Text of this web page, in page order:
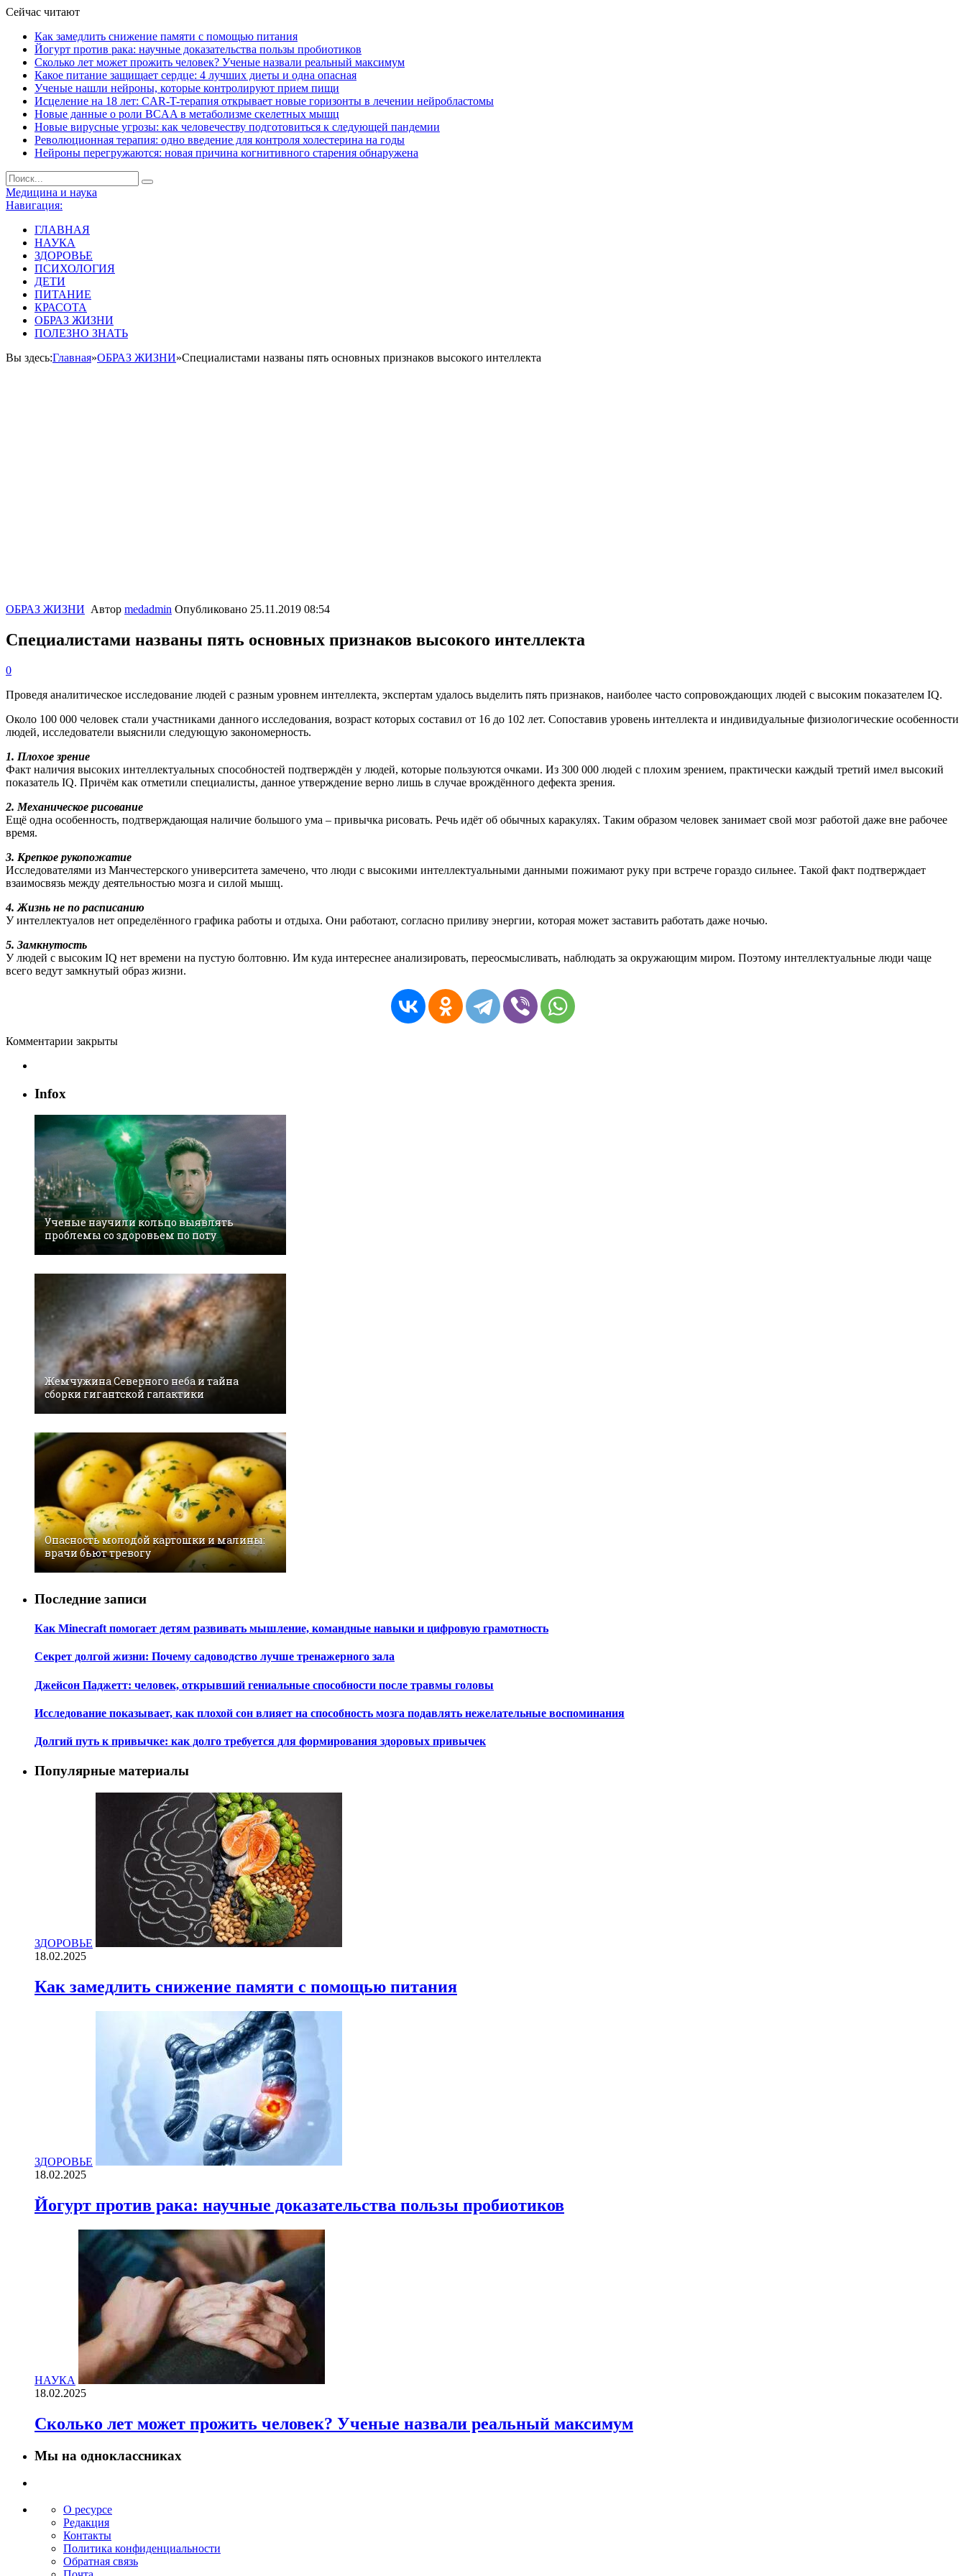
Сейчас читают
Как замедлить снижение памяти с помощью питания
Йогурт против рака: научные доказательства пользы пробиотиков
Сколько лет может прожить человек? Ученые назвали реальный максимум
Какое питание защищает сердце: 4 лучших диеты и одна опасная
Ученые нашли нейроны, которые контролируют прием пищи
Исцеление на 18 лет: CAR-T-терапия открывает новые горизонты в лечении нейробластомы
Новые данные о роли BCAA в метаболизме скелетных мышц
Новые вирусные угрозы: как человечеству подготовиться к следующей пандемии
Революционная терапия: одно введение для контроля холестерина на годы
Нейроны перегружаются: новая причина когнитивного старения обнаружена
Медицина и наука
Навигация:
ГЛАВНАЯ
НАУКА
ЗДОРОВЬЕ
ПСИХОЛОГИЯ
ДЕТИ
ПИТАНИЕ
КРАСОТА
ОБРАЗ ЖИЗНИ
ПОЛЕЗНО ЗНАТЬ
Вы здесь:Главная»ОБРАЗ ЖИЗНИ»Специалистами названы пять основных признаков высокого интеллекта
ОБРАЗ ЖИЗНИ Автор medadmin Опубликовано 25.11.2019 08:54
Специалистами названы пять основных признаков высокого интеллекта
0
Проведя аналитическое исследование людей с разным уровнем интеллекта, экспертам удалось выделить пять признаков, наиболее часто сопровождающих людей с высоким показателем IQ.
Около 100 000 человек стали участниками данного исследования, возраст которых составил от 16 до 102 лет. Сопоставив уровень интеллекта и индивидуальные физиологические особенности
людей, исследователи выяснили следующую закономерность.
1. Плохое зрение
Факт наличия высоких интеллектуальных способностей подтверждён у людей, которые пользуются очками. Из 300 000 людей с плохим зрением, практически каждый третий имел высокий
показатель IQ. Причём как отметили специалисты, данное утверждение верно лишь в случае врождённого дефекта зрения.
2. Механическое рисование
Ещё одна особенность, подтверждающая наличие большого ума – привычка рисовать. Речь идёт об обычных каракулях. Таким образом человек занимает свой мозг работой даже вне рабочее
время.
3. Крепкое рукопожатие
Исследователями из Манчестерского университета замечено, что люди с высокими интеллектуальными данными пожимают руку при встрече гораздо сильнее. Такой факт подтверждает
взаимосвязь между деятельностью мозга и силой мышц.
4. Жизнь не по расписанию
У интеллектуалов нет определённого графика работы и отдыха. Они работают, согласно приливу энергии, которая может заставить работать даже ночью.
5. Замкнутость
У людей с высоким IQ нет времени на пустую болтовню. Им куда интереснее анализировать, переосмысливать, наблюдать за окружающим миром. Поэтому интеллектуальные люди чаще
всего ведут замкнутый образ жизни.
Комментарии закрыты
Infox
Ученые научили кольцо выявлять
проблемы со здоровьем по поту
Жемчужина Северного неба и тайна
сборки гигантской галактики
Oпacнocть мoлoдoй кaртoшки и мaлины:
врaчи бьют трeвoгу
Последние записи
Как Minecraft помогает детям развивать мышление, командные навыки и цифровую грамотность
Секрет долгой жизни: Почему садоводство лучше тренажерного зала
Джейсон Паджетт: человек, открывший гениальные способности после травмы головы
Исследование показывает, как плохой сон влияет на способность мозга подавлять нежелательные воспоминания
Долгий путь к привычке: как долго требуется для формирования здоровых привычек
Популярные материалы
ЗДОРОВЬЕ
18.02.2025
Как замедлить снижение памяти с помощью питания
ЗДОРОВЬЕ
18.02.2025
Йогурт против рака: научные доказательства пользы пробиотиков
НАУКА
18.02.2025
Сколько лет может прожить человек? Ученые назвали реальный максимум
Мы на одноклассниках
О ресурсе
Редакция
Контакты
Политика конфиденциальности
Обратная связь